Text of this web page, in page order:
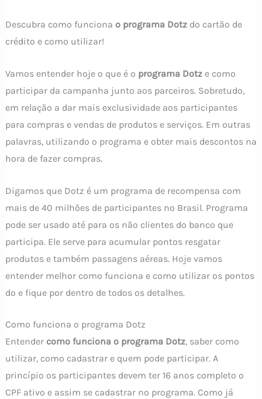
Descubra como funciona o programa Dotzdo cartão de
crédito e como utilizar!
Vamos entender hoje o que é o programa Dotze como
participar da campanha junto aos parceiros. Sobretudo,
em relação a dar mais exclusividade aos participantes
para compras e vendas de produtos e serviços. Em outras
palavras, utilizando o programa e obter mais descontos na
hora de fazer compras.
Digamos que Dotz é um programa de recompensa com
mais de 40 milhões de participantes no Brasil. Programa
pode ser usado até para os não clientes do banco que
participa. Ele serve para acumular pontos resgatar
produtos e também passagens aéreas. Hoje vamos
entender melhor como funciona e como utilizar os pontos
do e fique por dentro de todos os detalhes.
Como funciona o programa Dotz
Entender como funciona o programa Dotz, saber como
utilizar, como cadastrar e quem pode participar. A
princípio os participantes devem ter 16 anos completo o
CPF ativo e assim se cadastrar no programa. Como já